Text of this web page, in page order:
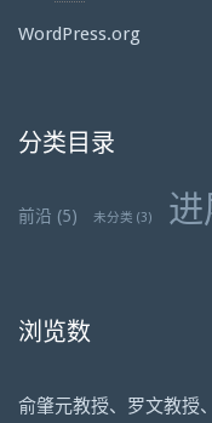
WordPress.org
分类目录
前沿 (5) 未分类 (3) 进
浏览数
俞肇元教授、罗文教授